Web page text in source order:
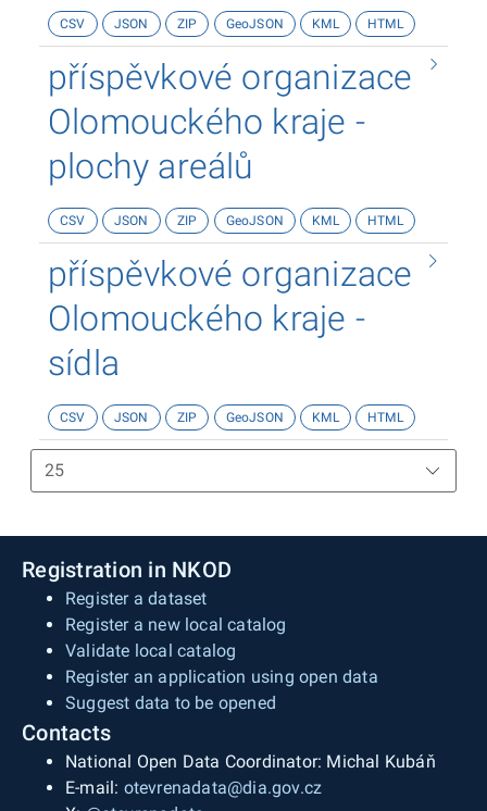
aj.CSV JSON ZIP GeoJSON KML HTML
příspěvkové organizace
Olomouckého kraje -
plochy areálů
CSV JSON ZIP GeoJSON KML HTML
příspěvkové organizace
Olomouckého kraje -
sídla
CSV JSON ZIP GeoJSON KML HTML
Registration in NKOD
Register a dataset
Register a new local catalog
Validate local catalog
Register an application using open data
Suggest data to be opened
Contacts
National Open Data Coordinator: Michal Kubáň
E-mail: otevrenadata@dia.gov.cz